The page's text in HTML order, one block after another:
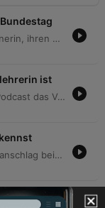
In dieser Episode stellt Valeria, eine Kolumbianerin, ihren Weg zum Deutschlernen und ihr Projekt zur Unterstützung von Migranten vor. Sie berichtet über ihre Erfahrungen während eines Praktikums im Deutschen Bundestag, bei dem sie überraschenderweise in einem Büro der AfD eingesetzt wurde. Das Gespräch beleuchtet die politischen Prozesse in Arbeitskreisen sowie die persönlichen Herausforderungen durch widersprüchliche politische Ansichten. Valeria reflektiert zudem über die Notwendigkeit, Resilienz gegenüber aggressiver Rhetorik zu entwickeln.
ist
In dieser Episode begrüßt der Easy German Podcast das Vater-Tochter-Duo Chris und Heidi, die aus den USA nach Deutschland gezogen sind. Das Gespräch beleuchtet ihre zweisprachige Erziehung, Heidis Leidenschaft für Bücher sowie die Herausforderungen beim Erlernen der deutschen Aussprache. Zudem diskutieren die Sprecher über deutsche Redewendungen wie „die Kirche im Dorf lassen“ und nutzen ein Adjektiv-Quiz zur Wortschatzerweiterung. Abschließend werden die Vor- und Nachteile des Aufwachsens in einer mehrsprachigen Familie thematisiert.
Die Moderatoren sprechen über einen Terroranschlag beim Christopher Street Day in Berlin und kündigen ein gemeinsames Meetup in Paris an. Zudem diskutieren sie über die Nutzung von Sprachmemos, den YouTuber Marc Kant sowie die Sprachlern-App Seedlang. Im weiteren Verlauf werden Zukunftsvisionen im Alter thematisiert sowie Fragen zu schwierigen deutschen Ausspracheunterschieden beantwortet. Abschließend gibt es Tipps zur Überwindung von Einsamkeit beim Auswandern durch die Nutzung von Meetup-Plattformen und lokalen Gruppen.